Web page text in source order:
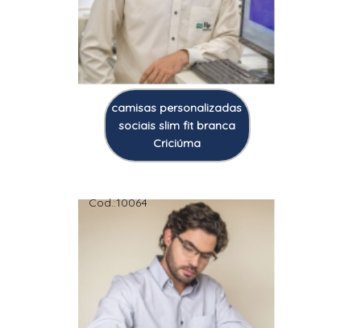
camisas personalizadas
sociais slim fit branca
Criciúma
Cod.:10064